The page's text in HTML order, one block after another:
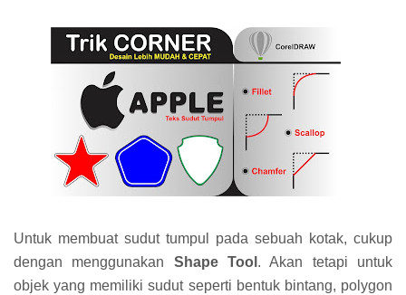
Untuk membuat sudut tumpul pada sebuah kotak, cukup
dengan menggunakan Shape Tool . Akan tetapi untuk
objek yang memiliki sudut seperti bentuk bintang, polygon